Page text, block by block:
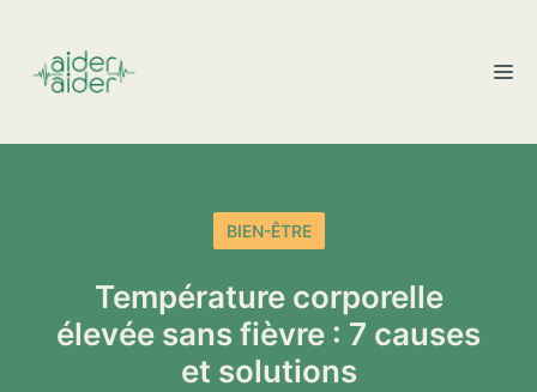
contenu
BIEN-ÊTRE
Température corporelle
élevée sans fièvre : 7 causes
et solutions